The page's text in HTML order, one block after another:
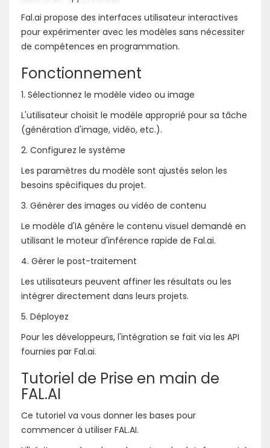
Fal.ai propose des interfaces utilisateur interactives
pour expérimenter avec les modèles sans nécessiter
de compétences en programmation.
Fonctionnement
1. Sélectionnez le modèle video ou image
L'utilisateur choisit le modèle approprié pour sa tâche
(génération d'image, vidéo, etc.).
2. Configurez le système
Les paramètres du modèle sont ajustés selon les
besoins spécifiques du projet.
3. Générer des images ou vidéo de contenu
Le modèle d'IA génère le contenu visuel demandé en
utilisant le moteur d'inférence rapide de Fal.ai.
4. Gérer le post-traitement
Les utilisateurs peuvent affiner les résultats ou les
intégrer directement dans leurs projets.
5. Déployez
Pour les développeurs, l'intégration se fait via les API
fournies par Fal.ai.
Tutoriel de Prise en main de
FAL.AI
Ce tutoriel va vous donner les bases pour
commencer à utiliser FAL.AI.